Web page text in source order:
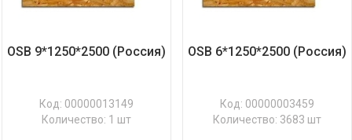
OSB 9*1250*2500 (Россия)
Код: 00000013149
Количество: 1 шт
OSB 6*1250*2500 (Россия)
Код: 00000003459
Количество: 3683 шт